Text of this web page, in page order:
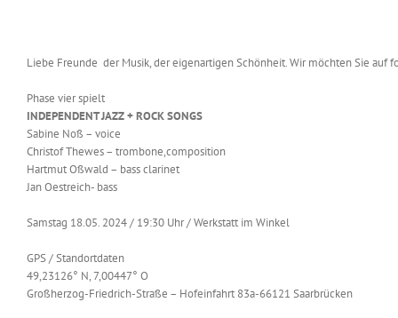
Liebe Freunde der Musik, der eigenartigen Schönheit. Wir möchten Sie auf
Phase vier spielt
INDEPENDENT JAZZ + ROCK SONGS
Sabine Noß – voice
Christof Thewes – trombone,composition
Hartmut Oßwald – bass clarinet
Jan Oestreich- bass
Samstag 18.05. 2024 / 19:30 Uhr / Werkstatt im Winkel
GPS / Standortdaten
49,23126° N, 7,00447° O
Großherzog-Friedrich-Straße – Hofeinfahrt 83a-66121 Saarbrücken